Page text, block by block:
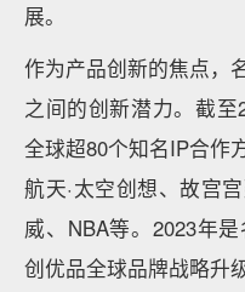
展。
作为产品创新的焦点，
之间的创新潜力。截至
全球超80个知名IP合作
航天·太空创想、故宫
威、NBA等。2023年
创优品全球品牌战略升